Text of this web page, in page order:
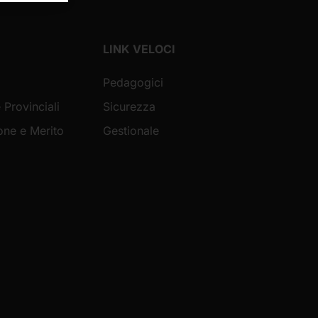
Provinciali
e Merito
LINK VELOCI
Pedagogici
Sicurezza
Gestionale